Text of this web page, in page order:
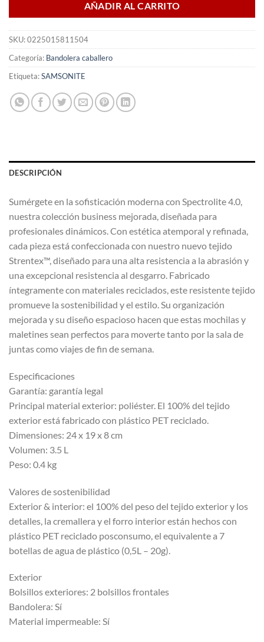
AÑADIR AL CARRITO
SKU:0225015811504
Categoría: Bandolera caballero
Etiqueta:SAMSONITE
DESCRIPCIÓN
Sumérgete en la sofisticación moderna con Spectrolite 4.0,
nuestra colección business mejorada, diseñada para
profesionales dinámicos. Con estética atemporal y refinada,
cada pieza está confeccionada con nuestro nuevo tejido
Strentex™, diseñado para una alta resistencia a la abrasión y
una excepcional resistencia al desgarro. Fabricado
íntegramente con materiales reciclados, este resistente tejido
promueve la sostenibilidad y el estilo. Su organización
mejorada y su diseño espacioso hacen que estas mochilas y
maletines sean perfectos para moverte tanto por la sala de
juntas como viajes de fin de semana.
Especificaciones
Garantía: garantía legal
Principal material exterior: poliéster. El 100% del tejido
exterior está fabricado con plástico PET reciclado.
Dimensiones: 24 x 19 x 8 cm
Volumen: 3.5 L
Peso: 0.4 kg
Valores de sostenibilidad
Exterior & interior: el 100% del peso del tejido exterior y los
detalles, la cremallera y el forro interior están hechos con
plástico PET reciclado posconsumo, el equivalente a 7
botellas de agua de plástico (0,5L – 20g).
Exterior
Bolsillos exteriores: 2 bolsillos frontales
Bandolera: Sí
Material impermeable: Sí